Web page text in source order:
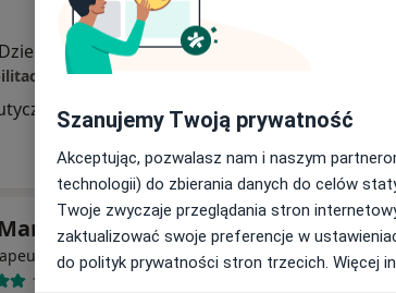
•Mapa
190 zł
Piętka
15 opinii
Dziś
Szanujemy Twoją prywatność
Akceptując, pozwalasz nam i naszym
technologii) do zbierania danych do celów
Twoje zwyczaje przeglądania stron
zaktualizować swoje preferencje w
do polityk prywatności stron trzecich. Więcej